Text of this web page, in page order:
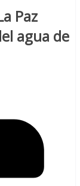
Paz
agua de